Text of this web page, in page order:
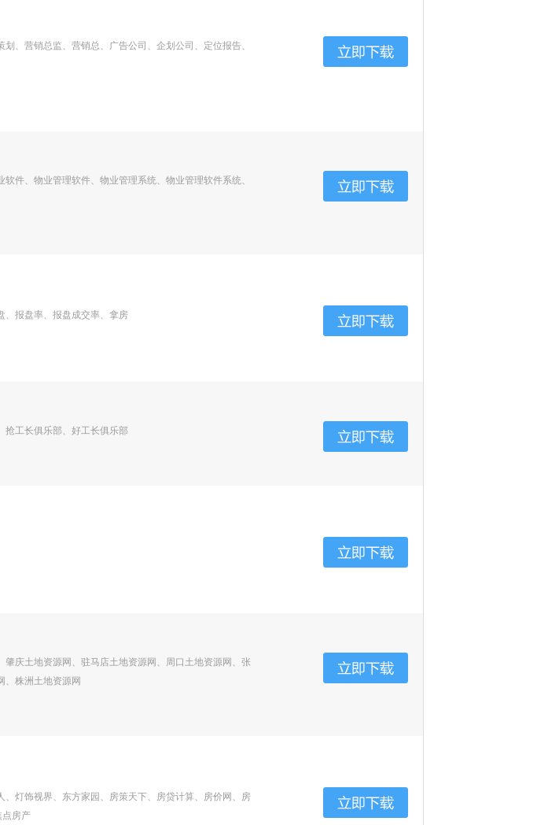
、营销总监、营销总、广告公司、企划公司、定位报告、
件、物业管理软件、物业管理系统、物业管理软件系统、
、报盘率、报盘成交率、拿房
抢工长俱乐部、好工长俱乐部
庆土地资源网、驻马店土地资源网、周口土地资源网、张
、株洲土地资源网
灯饰视界、东方家园、房策天下、房贷计算、房价网、房
点房产